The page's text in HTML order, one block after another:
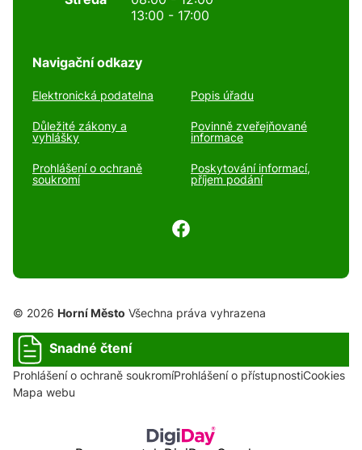
13:00 - 17:00
Navigační odkazy
Elektronická podatelna Popis úřadu
Důležité zákony a
vyhlášky
Povinně zveřejňované
informace
Prohlášení o ochraně
soukromí
Poskytování informací,
příjem podání
© 2026 Horní Město Všechna práva vyhrazena
Snadné čtení
Prohlášení o ochraně soukromíProhlášení o přístupnostiCookies
Mapa webu